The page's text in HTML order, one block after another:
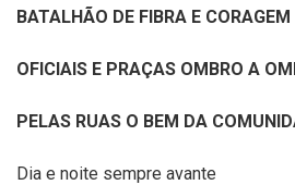
BATALHÃO DE FIBRA E CORAGEM
OFICIAIS E PRAÇAS OMBRO A
PELAS RUAS O BEM DA
Dia e noite sempre avante